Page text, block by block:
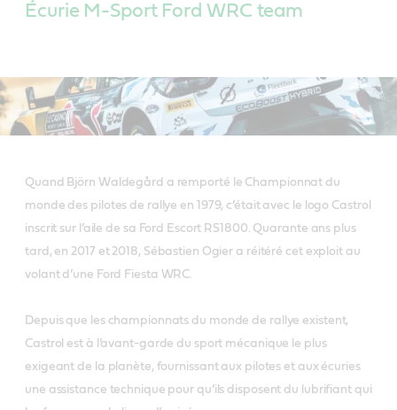
Écurie M-Sport Ford WRC team
Quand Björn Waldegård a remporté le Championnat du
monde des pilotes de rallye en 1979, c’était avec le logo Castrol
inscrit sur l’aile de sa Ford Escort RS1800. Quarante ans plus
tard, en 2017 et 2018, Sébastien Ogier a réitéré cet exploit au
volant d’une Ford Fiesta WRC.
Depuis que les championnats du monde de rallye existent,
Castrol est à l’avant-garde du sport mécanique le plus
exigeant de la planète, fournissant aux pilotes et aux écuries
une assistance technique pour qu’ils disposent du lubrifiant qui